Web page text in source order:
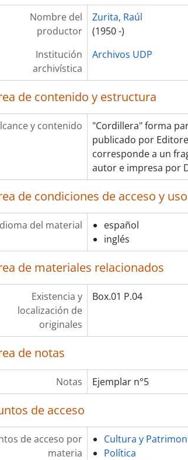
Nombre del
productor
Zurita, Raúl
(1950 -)
Institución
archivística
Archivos UDP
de contenido y estructura
y contenido
"Cordillera" forma
publicado por
corresponde a un
autor e impresa por
de condiciones de acceso y uso
del material
español
inglés
de materiales relacionados
Existencia y
localización de
originales
Box.01 P.04
de notas
Notas Ejemplar n°5
de acceso
de acceso por
materia
Cultura y
Política